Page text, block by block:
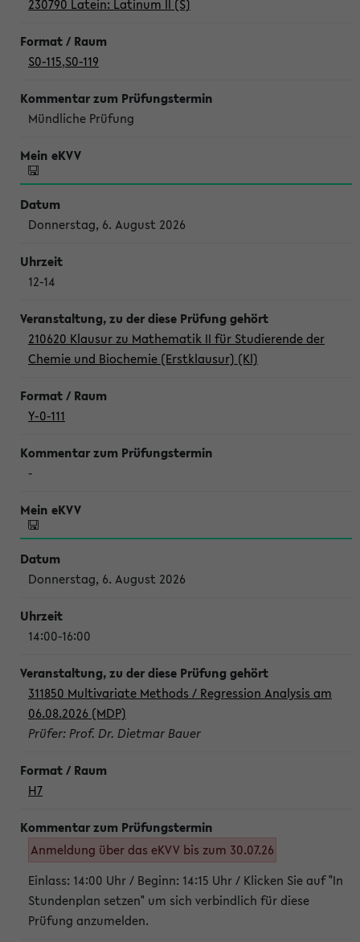
230790 Latein: Latinum II (S)
S0-115,S0-119
Mündliche Prüfung
Donnerstag, 6. August 2026
12-14
210620 Klausur zu Mathematik II für Studierende der
Chemie und Biochemie (Erstklausur) (Kl)
Y-0-111
-
Donnerstag, 6. August 2026
14:00-16:00
311850 Multivariate Methods / Regression Analysis am
06.08.2026 (MDP)
Prüfer: Prof. Dr. Dietmar Bauer
H7
Anmeldung über das eKVV bis zum 30.07.26
Einlass: 14:00 Uhr / Beginn: 14:15 Uhr / Klicken Sie auf "In
Stundenplan setzen" um sich verbindlich für diese
Prüfung anzumelden.